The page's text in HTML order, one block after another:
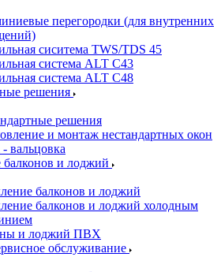
перегородки (для внутренних
сиситема TWS/TDS 45
система ALT C43
система ALT C48
решения
решения
и монтаж нестандартных окон
вальцовка
балконов и лоджий
балконов и лоджий
балконов и лоджий холодным
и лоджий ПВХ
обслуживание